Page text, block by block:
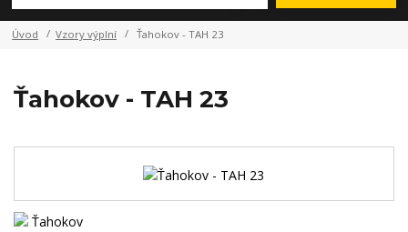
Úvod Vzory výplní Ťahokov - TAH 23
Ťahokov - TAH 23